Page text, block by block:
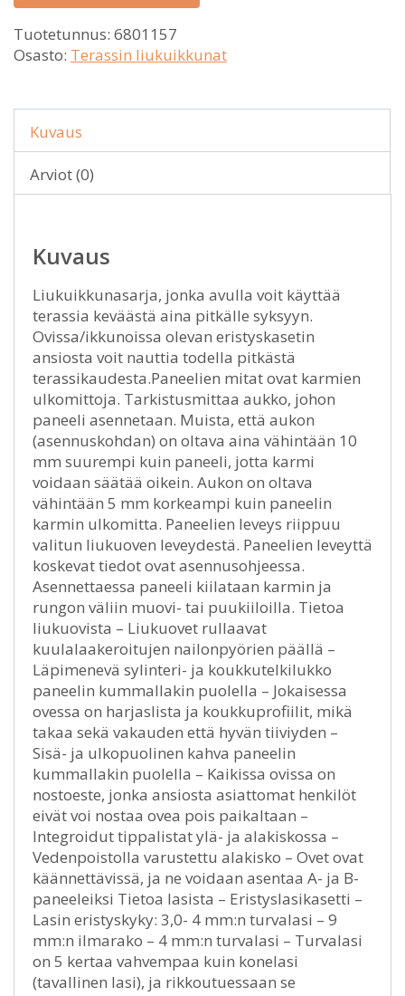
Tuotetunnus: 6801157
Osasto: Terassin liukuikkunat
Kuvaus
Arviot (0)
Kuvaus
Liukuikkunasarja, jonka avulla voit käyttää
terassia keväästä aina pitkälle syksyyn.
Ovissa/ikkunoissa olevan eristyskasetin
ansiosta voit nauttia todella pitkästä
terassikaudesta.Paneelien mitat ovat karmien
ulkomittoja. Tarkistusmittaa aukko, johon
paneeli asennetaan. Muista, että aukon
(asennuskohdan) on oltava aina vähintään 10
mm suurempi kuin paneeli, jotta karmi
voidaan säätää oikein. Aukon on oltava
vähintään 5 mm korkeampi kuin paneelin
karmin ulkomitta. Paneelien leveys riippuu
valitun liukuoven leveydestä. Paneelien leveyttä
koskevat tiedot ovat asennusohjeessa.
Asennettaessa paneeli kiilataan karmin ja
rungon väliin muovi- tai puukiiloilla. Tietoa
liukuovista – Liukuovet rullaavat
kuulalaakeroitujen nailonpyörien päällä –
Läpimenevä sylinteri- ja koukkutelkilukko
paneelin kummallakin puolella – Jokaisessa
ovessa on harjaslista ja koukkuprofiilit, mikä
takaa sekä vakauden että hyvän tiiviyden –
Sisä- ja ulkopuolinen kahva paneelin
kummallakin puolella – Kaikissa ovissa on
nostoeste, jonka ansiosta asiattomat henkilöt
eivät voi nostaa ovea pois paikaltaan –
Integroidut tippalistat ylä- ja alakiskossa –
Vedenpoistolla varustettu alakisko – Ovet ovat
käännettävissä, ja ne voidaan asentaa A- ja B-
paneeleiksi Tietoa lasista – Eristyslasikasetti –
Lasin eristyskyky: 3,0- 4 mm:n turvalasi – 9
mm:n ilmarako – 4 mm:n turvalasi – Turvalasi
on 5 kertaa vahvempaa kuin konelasi
(tavallinen lasi), ja rikkoutuessaan se